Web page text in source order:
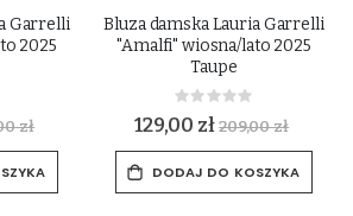
Garrelli
2025
zł
Bluza damska Lauria Garrelli
"Amalfi" wiosna/lato 2025
Taupe
Rating:
0%
129,00 zł209,00 zł
DODAJ DO KOSZYKA